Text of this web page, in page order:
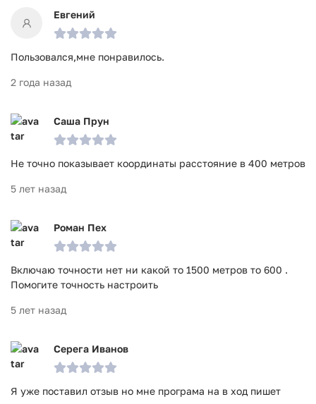
Евгений
Пользовался,мне понравилось.
2 года назад
Саша Прун
Не точно показывает координаты расстояние в 400 метров
5 лет назад
Роман Пех
Включаю точности нет ни какой то 1500 метров то 600 .
Помогите точность настроить
5 лет назад
Серега Иванов
Я уже поставил отзыв но мне програма на в ход пишет